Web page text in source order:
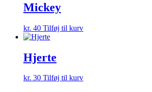
Mickey
kr. 40 Tilføj til kurv
Hjerte
kr. 30 Tilføj til kurv